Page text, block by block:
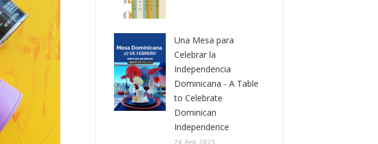
Una Mesa para
Celebrar la
Independencia
Dominicana - A Table
to Celebrate
Dominican
Independence
26 Feb 2025